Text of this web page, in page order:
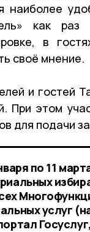
наиболее
как
в
своё мнение.
и гостей
При этом
для подачи
по 11
услуг
Госуслуг,